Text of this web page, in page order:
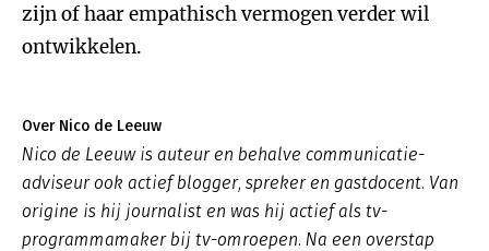
zijn of haar empathisch vermogen verder wil
ontwikkelen.
Over Nico de Leeuw
Nico de Leeuw is auteur en behalve communicatie-
adviseur ook actief blogger, spreker en gastdocent. Van
origine is hij journalist en was hij actief als tv-
programmamaker bij tv-omroepen. Na een overstap